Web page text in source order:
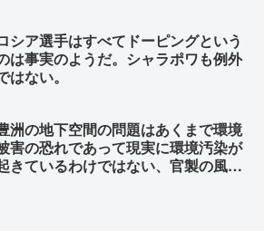
シア選手はすべてドーピングという
は事実のようだ。シャラポワも例外
はない。
洲の地下空間の問題はあくまで環境
害の恐れであって現実に環境汚染が
きているわけではない、官製の風評